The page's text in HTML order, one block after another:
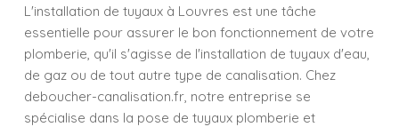
L'installation de tuyaux à Louvres est une tâche
essentielle pour assurer le bon fonctionnement de votre
plomberie, qu'il s'agisse de l'installation de tuyaux d'eau,
de gaz ou de tout autre type de canalisation. Chez
deboucher-canalisation.fr, notre entreprise se
spécialise dans la pose de tuyaux plomberie et